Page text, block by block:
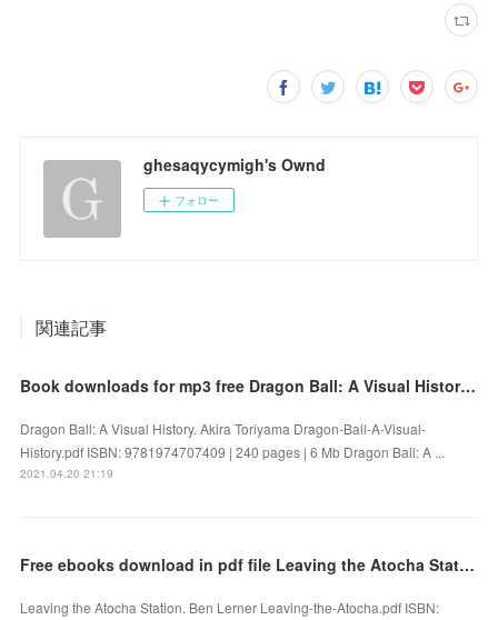
ghesaqycymigh's Ownd
フォロー
関連記事
Book downloads for mp3 free Dragon Ball: A Visual History 9781974707409 by Akira Toriyama FB2 PDF
Dragon Ball: A Visual History. Akira Toriyama Dragon-Ball-A-Visual-
History.pdf ISBN: 9781974707409 | 240 pages | 6 Mb Dragon Ball: A ...
2021.04.20 21:19
Free ebooks download in pdf file Leaving the Atocha Station
Leaving the Atocha Station. Ben Lerner Leaving-the-Atocha.pdf ISBN: